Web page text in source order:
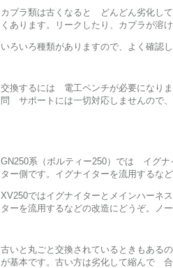
カプラ類は古くなると どんどん劣化し
くあります。リークしたり、カプラが
いろいろ種類がありますので、よく確認
交換するには 電工ペンチが必要になり
問 サポートには一切対応しませんので
GN250系（ボルティー250）では イグナ
ター側です。イグナイターを流用するな
XV250ではイグナイターとメインハーネ
ターを流用するなどの改造にどうぞ。ノ
古いと丸ごと交換されているときもあ
が基本です。古い方は劣化して縮んで